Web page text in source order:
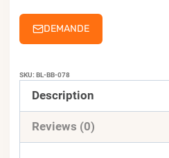
DEMANDE
SKU: BL-BB-078
Description
Reviews (0)